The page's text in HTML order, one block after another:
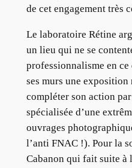
de cet engagement très
Le laboratoire Rétine
un lieu qui ne se
professionnalisme en
ses murs une
compléter son action
spécialisée d’une
ouvrages
l’anti FNAC !). Pour la
Cabanon qui fait suite à